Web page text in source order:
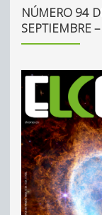
NÚMERO 94
SEPTIEMBRE